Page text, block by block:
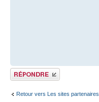
Publier une réponse
Retour vers Les sites partenaires